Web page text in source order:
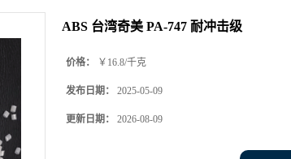
ABS 台湾奇美 PA-747 耐冲击级
价格： ￥16.8/千克
发布日期： 2025-05-09
更新日期： 2026-08-09